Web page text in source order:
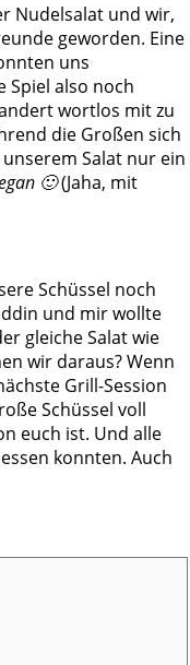
Nudelsalat und wir,
geworden. Eine
uns
Spiel also noch
wortlos mit zu
die Großen sich
Salat nur ein
🙂(Jaha, mit
Schüssel noch
und mir wollte
gleiche Salat wie
wir daraus? Wenn
Grill-Session
Schüssel voll
euch ist. Und alle
konnten. Auch